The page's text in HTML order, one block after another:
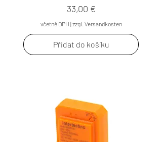
Cena
33,00 €
včetně DPH |zzgl. Versandkosten
Přidat do košíku